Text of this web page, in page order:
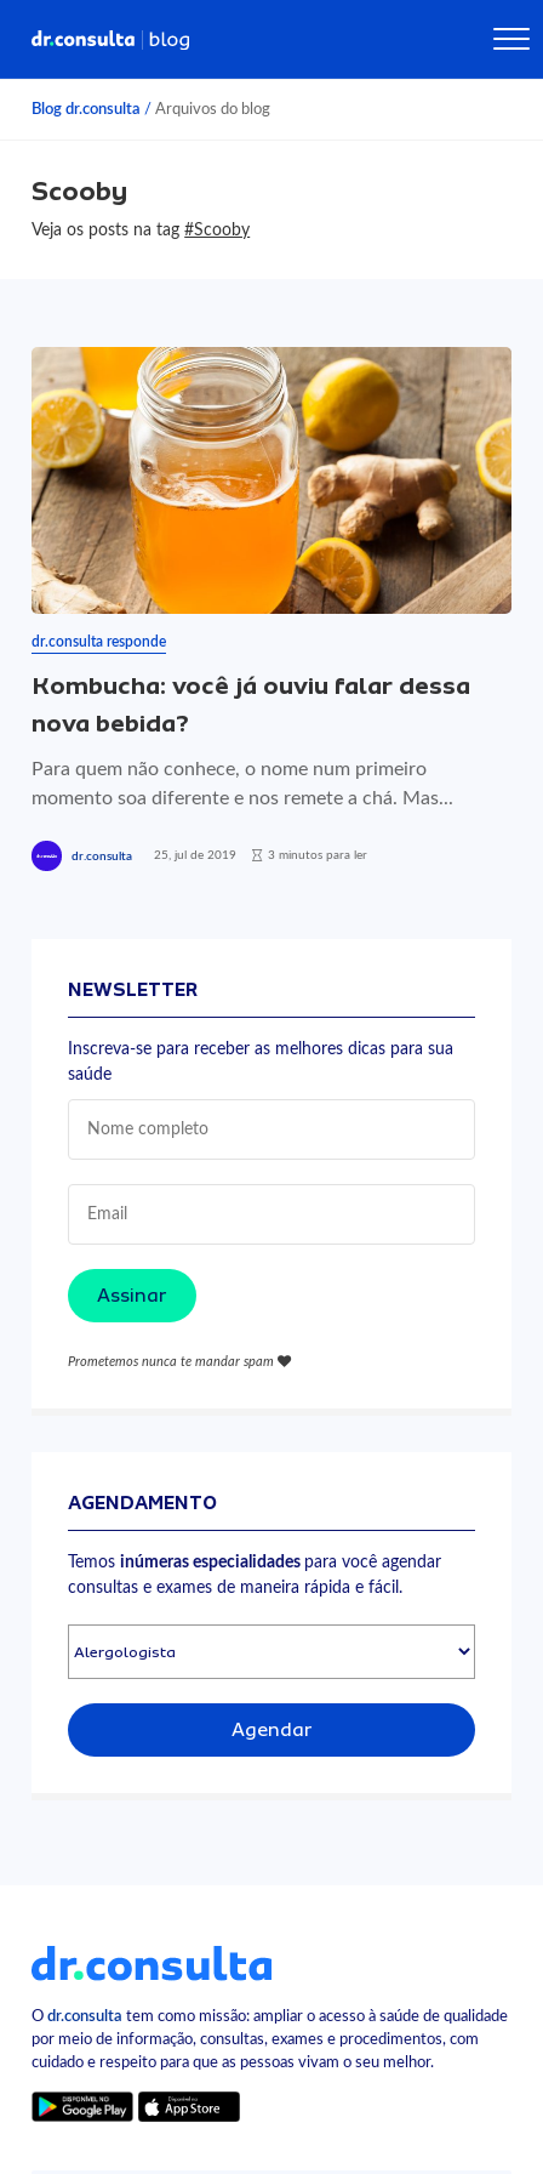
Blog dr.consulta / Arquivos do blog
Scooby
Veja os posts na tag#Scooby
dr.consulta responde
Kombucha: você já ouviu falar dessa
nova bebida?
Para quem não conhece, o nome num primeiro
momento soa diferente e nos remete a chá. Mas...
dr.consulta 25, jul de 2019 3 minutos para ler
NEWSLETTER
Inscreva-se para receber as melhores dicas para sua
saúde
Assinar
Prometemos nunca te mandar spam
AGENDAMENTO
Temosinúmeras especialidades para você agendar
consultas e exames de maneira rápida e fácil.
Agendar
Odr.consulta tem como missão: ampliar o acesso à saúde de qualidade
por meio de informação, consultas, exames e procedimentos, com
cuidado e respeito para que as pessoas vivam o seu melhor.